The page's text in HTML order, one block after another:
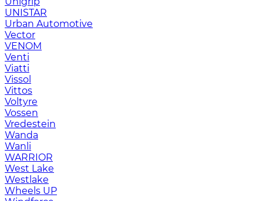
UNISTAR
Urban Automotive
Vector
VENOM
Venti
Viatti
Vissol
Vittos
Voltyre
Vossen
Vredestein
Wanda
Wanli
WARRIOR
West Lake
Westlake
Wheels UP